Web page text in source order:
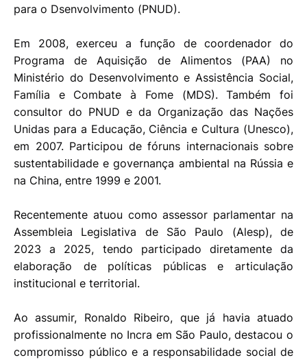
para o Dsenvolvimento (PNUD).
Em 2008, exerceu a função de coordenador do
Programa de Aquisição de Alimentos (PAA) no
Ministério do Desenvolvimento e Assistência Social,
Família e Combate à Fome (MDS). Também foi
consultor do PNUD e da Organização das Nações
Unidas para a Educação, Ciência e Cultura (Unesco),
em 2007. Participou de fóruns internacionais sobre
sustentabilidade e governança ambiental na Rússia e
na China, entre 1999 e 2001.
Recentemente atuou como assessor parlamentar na
Assembleia Legislativa de São Paulo (Alesp), de
2023 a 2025, tendo participado diretamente da
elaboração de políticas públicas e articulação
institucional e territorial.
Ao assumir, Ronaldo Ribeiro, que já havia atuado
profissionalmente no Incra em São Paulo, destacou o
compromisso público e a responsabilidade social de